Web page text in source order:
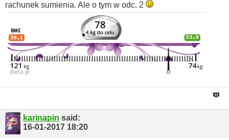
rachunek sumienia. Ale o tym w odc. 2
karinapin said:
16-01-2017 18:20